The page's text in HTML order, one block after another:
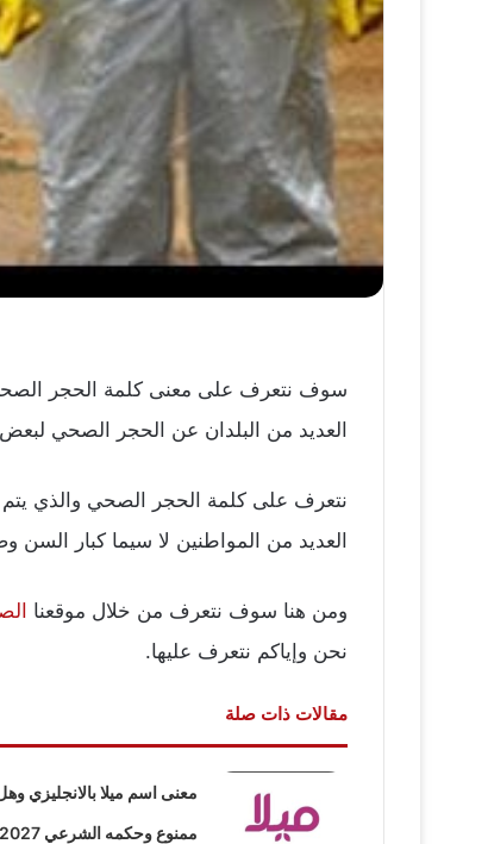
سوف نتعرف على معنى كلمة الحجر الصحي
العديد من البلدان عن الحجر الصحي
نتعرف على كلمة الحجر الصحي والذي يتم
العديد من المواطنين لا سيما كبار
ومن هنا سوف نتعرف من خلال موقعنا
نحن وإياكم نتعرف عليها.
مقالات ذات صلة
معنى اسم ميلا بالانجليزي
ممنوع وحكمه الشرعي 2027